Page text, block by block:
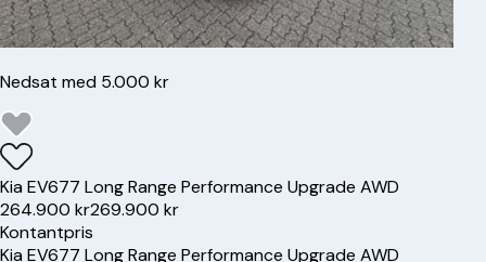
Nedsat med 5.000 kr
KiaEV677 Long Range Performance Upgrade AWD
264.900 kr269.900 kr
Kontantpris
KiaEV677 Long Range Performance Upgrade AWD